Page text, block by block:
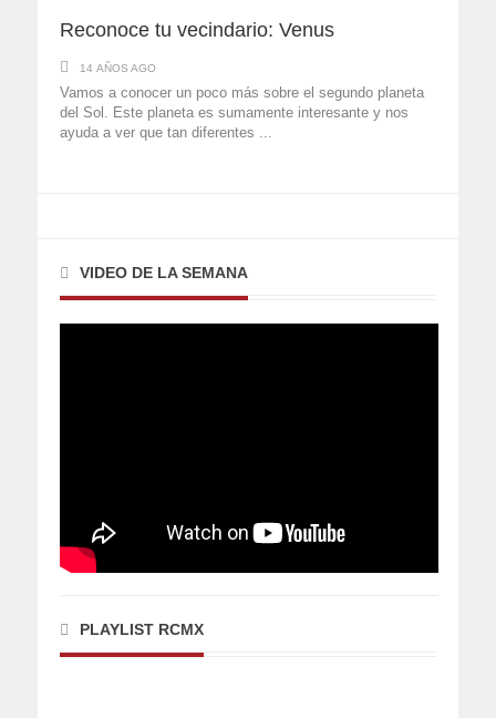
Reconoce tu vecindario: Venus
14 AÑOS AGO
Vamos a conocer un poco más sobre el segundo planeta
del Sol. Este planeta es sumamente interesante y nos
ayuda a ver que tan diferentes ...
VIDEO DE LA SEMANA
PLAYLIST RCMX